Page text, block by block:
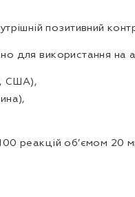
позитивний
для використання на
США),
реакцій об’ємом 20